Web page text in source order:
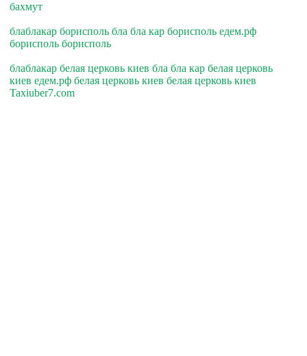
бахмут
блаблакар борисполь бла бла кар борисполь едем.рф
борисполь борисполь
блаблакар белая церковь киев бла бла кар белая церковь
киев едем.рф белая церковь киев белая церковь киев
Taxiuber7.com